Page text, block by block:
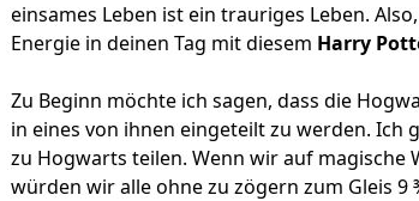
einsames Leben ist ein trauriges Leben.
Energie in deinen Tag mit diesem Harry
Zu Beginn möchte ich sagen, dass die
in eines von ihnen eingeteilt zu werden. Ich
zu Hogwarts teilen. Wenn wir auf
würden wir alle ohne zu zögern zum Gleis